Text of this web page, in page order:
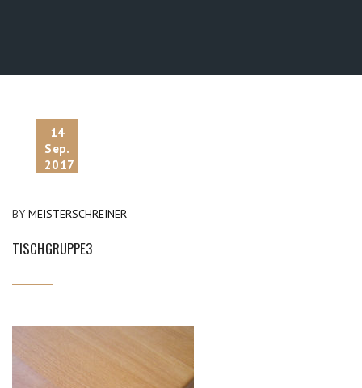
14
Sep.
2017
BY MEISTERSCHREINER
TISCHGRUPPE3